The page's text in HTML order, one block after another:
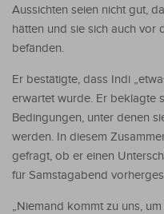
Aussichten seien nicht gut,
hätten und sie sich auch vor
befänden.
Er bestätigte, dass Indi
erwartet wurde. Er beklagte
Bedingungen, unter denen
werden. In diesem
gefragt, ob er einen
für Samstagabend
„Niemand kommt zu uns,